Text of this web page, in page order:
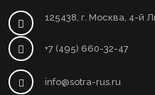
125438, г. Москва, 4-й
+7 (495) 660-32-47
info@sotra-rus.ru